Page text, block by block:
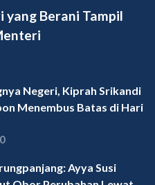
yang Berani Tampil
Negeri, Kiprah Srikandi
Menembus Batas di Hari
Ayya Susi